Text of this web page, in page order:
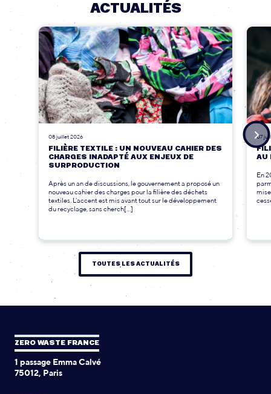
ACTUALITÉS
08 juillet 2026
FILIÈRE TEXTILE : UN NOUVEAU CAHIER DES
CHARGES INADAPTÉ AUX ENJEUX DE
SURPRODUCTION
Après un an de discussions, le gouvernement a proposé un
nouveau cahier des charges pour la filière des déchets
textiles. L’accent est mis avant tout sur le développement
du recyclage, sans cherch[...]
07
AU
En
TOUTES LES ACTUALITÉS
ZERO WASTE FRANCE
1 passage Emma Calvé
75012, Paris